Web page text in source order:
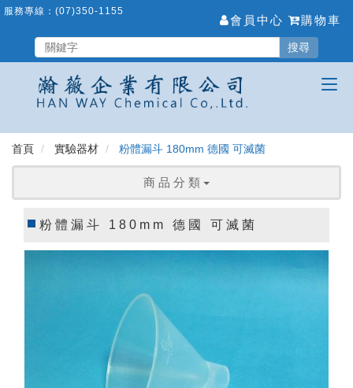
跳
要
服務專線： (07)350-1155
會員中心 購物車
搜尋
首頁 實驗器材 粉體漏斗 180mm 德國 可滅菌
商 品 分 類
粉體漏斗 180mm 德國 可滅菌